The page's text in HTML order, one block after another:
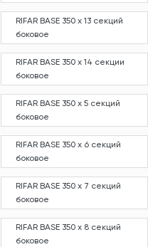
RIFAR BASE 350 х 13 секций
боковое
RIFAR BASE 350 х 14 секции
боковое
RIFAR BASE 350 х 5 секций
боковое
RIFAR BASE 350 х 6 секций
боковое
RIFAR BASE 350 х 7 секций
боковое
RIFAR BASE 350 х 8 секций
боковое